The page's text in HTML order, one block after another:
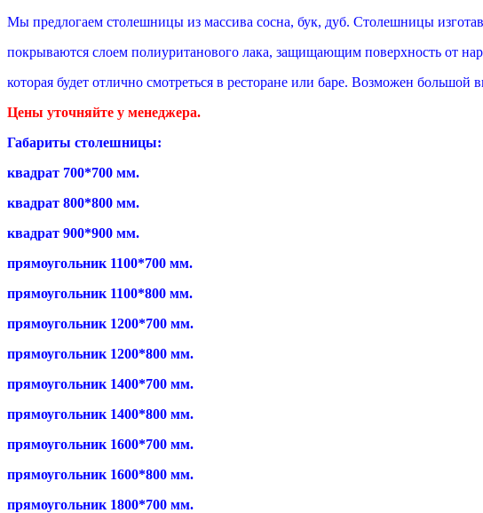
Мы предлогаем столешницы из массива сосна, бук, дуб. Столешницы
покрываются слоем полиуританового лака, защищающим поверхность от
которая будет отлично смотреться в ресторане или баре. Возможен большой
Цены уточняйте у менеджера.
Габариты столешницы:
квадрат 700*700 мм.
квадрат 800*800 мм.
квадрат 900*900 мм.
прямоугольник 1100*700 мм.
прямоугольник 1100*800 мм.
прямоугольник 1200*700 мм.
прямоугольник 1200*800 мм.
прямоугольник 1400*700 мм.
прямоугольник 1400*800 мм.
прямоугольник 1600*700 мм.
прямоугольник 1600*800 мм.
прямоугольник 1800*700 мм.